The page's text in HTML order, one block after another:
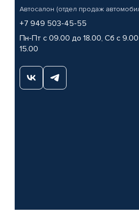
Автосалон (отдел продаж
+7 949 503-45-55
Пн-Пт с 09.00 до 18.00, Сб с
15.00